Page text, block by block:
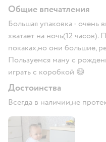
Общие впечатления
Большая упаковка - очень
хватает на ночь(12
покаках,но они большие,
Пользуемся ману с
играть с коробкой 😄
Достоинства
Всегда в наличии,не